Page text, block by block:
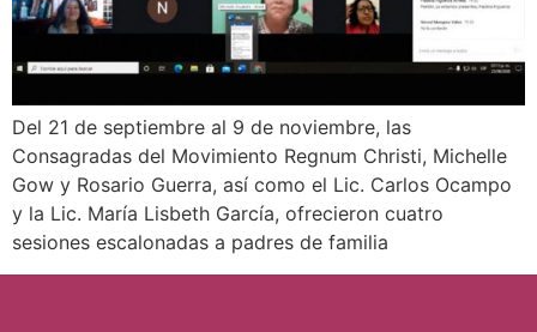
Del 21 de septiembre al 9 de noviembre, las
Consagradas del Movimiento Regnum Christi, Michelle
Gow y Rosario Guerra, así como el Lic. Carlos Ocampo
y la Lic. María Lisbeth García, ofrecieron cuatro
sesiones escalonadas a padres de familia